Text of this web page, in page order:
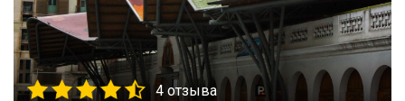
4 отзыва